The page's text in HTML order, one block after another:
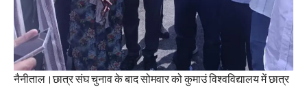
नैनीताल।छात्र संघ चुनाव के बाद सोमवार को कुमाउं विश्वविद्यालय में छात्र